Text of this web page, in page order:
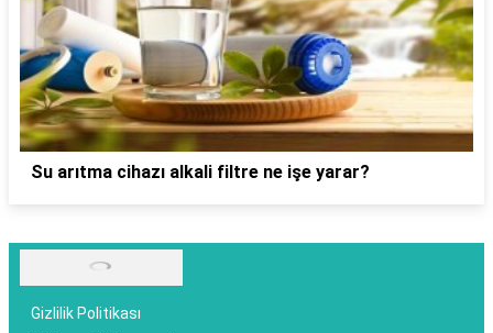
Su arıtma cihazı alkali filtre ne işe yarar?
Gizlilik Politikası